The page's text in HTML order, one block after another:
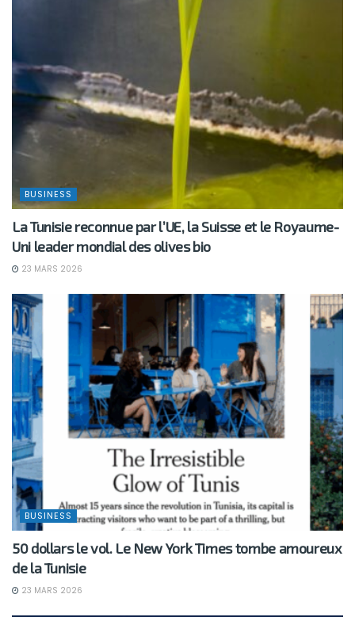
BUSINESS
La Tunisie reconnue par l’UE, la Suisse et le Royaume-
Uni leader mondial des olives bio
23 MARS 2026
BUSINESS
50 dollars le vol. Le New York Times tombe amoureux
de la Tunisie
23 MARS 2026